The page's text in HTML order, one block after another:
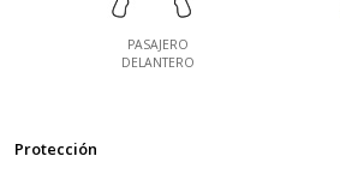
PASAJERO
DELANTERO
Protección